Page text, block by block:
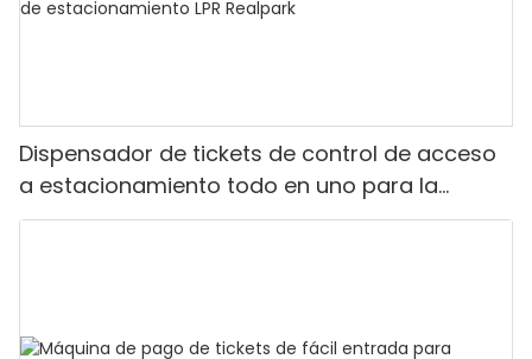
Dispensador de tickets de control de acceso
a estacionamiento todo en uno para la
solución del sistema de estacionamiento LPR